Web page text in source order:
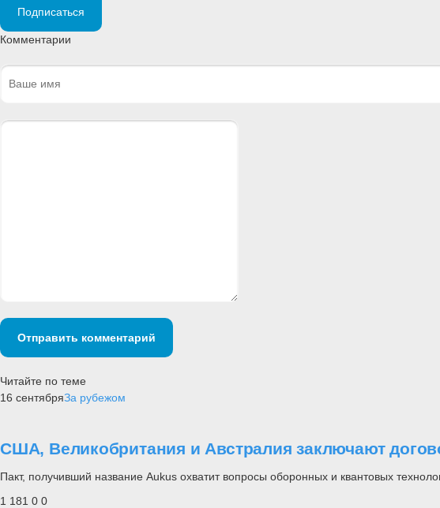
Подписаться
Комментарии
Отправить комментарий
Читайте по теме
16 сентябряЗа рубежом
США, Великобритания и Австралия заключают
Пакт, получивший название Aukus охватит вопросы оборонных и квантовых
1 181 0 0